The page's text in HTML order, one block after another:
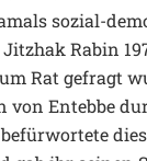
sozial-
Rabin
Rat gefragt
von Entebbe